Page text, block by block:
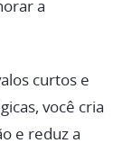
a
curtos e
você cria
e reduz a